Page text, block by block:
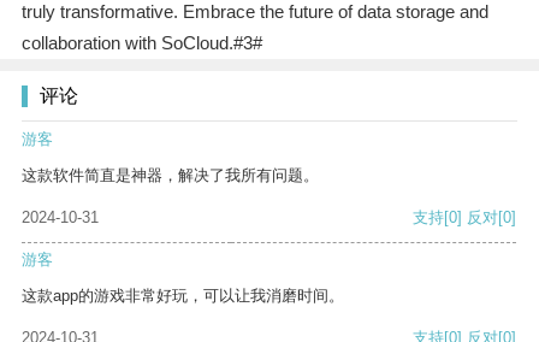
truly transformative. Embrace the future of data storage and
collaboration with SoCloud.#3#
评论
游客
这款软件简直是神器，解决了我所有问题。
2024-10-31 支持[0] 反对[0]
游客
这款app的游戏非常好玩，可以让我消磨时间。
2024-10-31 支持[0] 反对[0]